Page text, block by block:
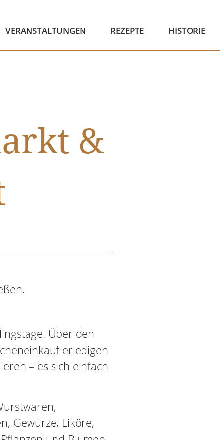
VERANSTALTUNGEN REZEPTE HISTORIE
&
Über den
erledigen
– es sich einfach
Gewürze, Liköre,